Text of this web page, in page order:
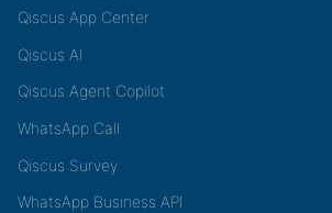
Qiscus App Center
Qiscus AI
Qiscus Agent Copilot
WhatsApp Call
Qiscus Survey
WhatsApp Business API